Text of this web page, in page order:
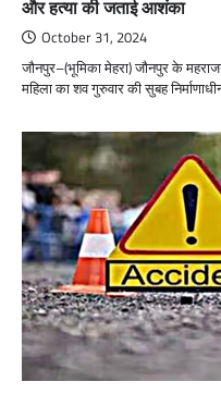
और हत्या की जताई आशंका
October 31, 2024
जौनपुर–(भूमिका मेहरा) जौनपुर के
महिला का शव गुरुवार की सुबह